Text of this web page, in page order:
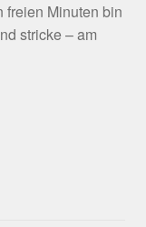
freien Minuten bin
stricke – am